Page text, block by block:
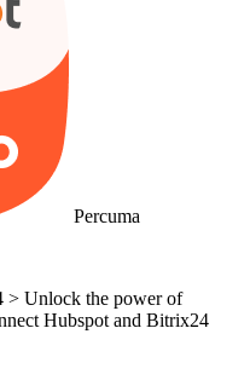
Percuma
> Unlock the power of
Hubspot and Bitrix24